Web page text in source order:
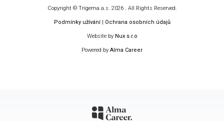
Copyright © Trigema a.s. 2026 . All Rights Reserved.
Podmínky užívání| Ochrana osobních údajů
Website by Nux s.r.o
Powered by Alma Career